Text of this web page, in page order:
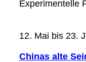
Experimentelle
12. Mai bis 23.
Chinas alte